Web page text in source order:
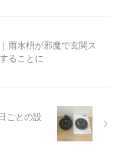
雨水枡が邪魔で玄関ス
ることに
ごとの設